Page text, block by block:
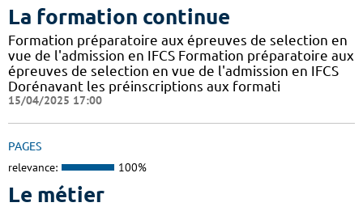
La formation continue
Formation préparatoire aux épreuves de selection en
vue de l'admission en IFCS Formation préparatoire aux
épreuves de selection en vue de l'admission en IFCS
Dorénavant les préinscriptions aux formati
15/04/2025 17:00
PAGES
relevance: 100%
Le métier